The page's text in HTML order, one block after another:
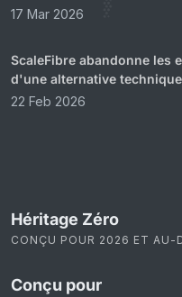
17 Mar 2026
ScaleFibre abandonne les
d'une alternative
22 Feb 2026
Héritage Zéro
CONÇU POUR 2026 ET AU-
Conçu pour